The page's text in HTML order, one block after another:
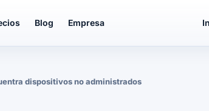
Blog Empresa
dispositivos no administrados